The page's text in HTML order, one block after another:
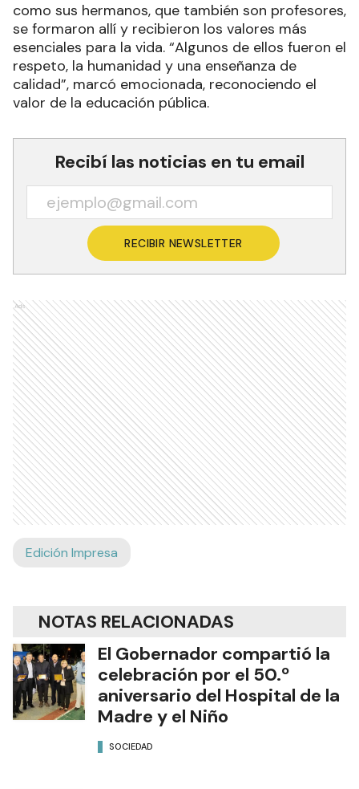
como sus hermanos, que también son profesores,
se formaron allí y recibieron los valores más
esenciales para la vida. “Algunos de ellos fueron el
respeto, la humanidad y una enseñanza de
calidad”, marcó emocionada, reconociendo el
valor de la educación pública.
Recibí las noticias en tu email
RECIBIR NEWSLETTER
Ads
Edición Impresa
NOTAS RELACIONADAS
El Gobernador compartió la
celebración por el 50.º
aniversario del Hospital de la
Madre y el Niño
SOCIEDAD